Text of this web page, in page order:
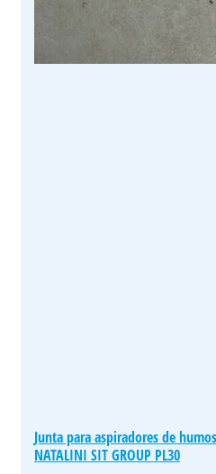
Junta para aspiradores de
NATALINI SIT GROUP PL30